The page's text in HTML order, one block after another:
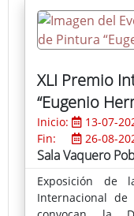
XLI Premio
“Eugenio
Inicio:
13-07-
Fin:
26-08-
Sala Vaquero
Exposición de
Internacional de